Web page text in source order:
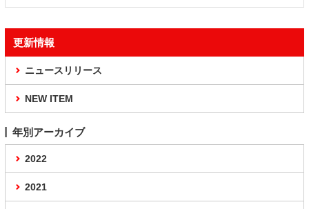
更新情報
ニュースリリース
NEW ITEM
年別アーカイブ
2022
2021